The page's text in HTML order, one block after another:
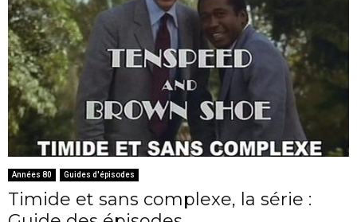
Années 80 Guides d'épisodes
Timide et sans complexe, la série :